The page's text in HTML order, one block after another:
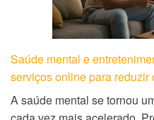
Saúde mental e
serviços online para
A saúde mental se tornou